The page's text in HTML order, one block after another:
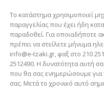
Το κατάστημα χρησιμοποιεί
παραγγελίας που έχει ήδη
παραδοθεί. Για οποιαδήποτε
πρέπει να στείλετε μήνυμα
info@e-tzaki.gr, φαξ στο 210
2512490. Η δυνατότητα αυτή
που θα σας ενημερώσουμε για
σας. Μετά το χρονικό αυτό